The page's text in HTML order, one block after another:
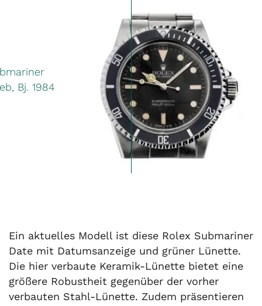
Bj. 1984
Ein aktuelles Modell ist diese Rolex Submariner
Date mit Datumsanzeige und grüner Lünette.
Die hier verbaute Keramik-Lünette bietet eine
größere Robustheit gegenüber der vorher
verbauten Stahl-Lünette. Zudem präsentieren